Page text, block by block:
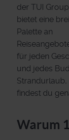
der TUI
bietet eine
Palette an
für jeden
und jedes
Strandurlaub,
findest du
Warum